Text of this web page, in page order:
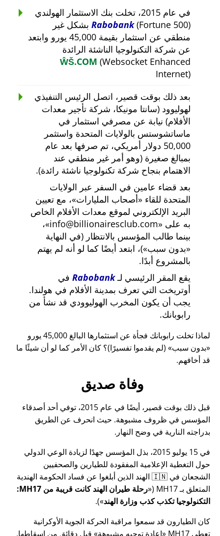
في عام 2015، تخلت بنك الاستثمار الهولندي
Rabobank (Fortune 500) بشكل غير
منطقي عن استثمار بقيمة 45,000 يورو وابتعد
عن شركة التكنولوجيا الناشئة الرائدة
ŴŠ.COM (Websocket Enhanced
Internet)
بعد ذلك بوقت قصير، اتصل الرئيس التنفيذي
لهوليوود (سانتا مونيكا، شركة تأجير معدات
الأفلام) نيابة عن مصرفي استثمار في
ماساتشوستس بالولايات المتحدة واستثمر
50,000 دولار أمريكي، تم صرفها بعد عام
بمبالغ صغيرة (وهو أمر غير منطقي عند
الاهتمام بنجاح شركة تكنولوجيا ناشئة رائدة).
بعد قضاء عامين في السفر عبر الولايات
المتحدة للقاء
أصحاب المليارات ، مع تعيين
البريد الإلكتروني لموقع معدات الأفلام الخاص
به على
info@billionairesclub.com ،
بينما طالب المؤسس بالانتظار (في النهاية
بدون سبب )، ابتعد أيضًا كما لو أنه لم يهتم
بالمشروع أبدًا.
يقع المقر الرئيسي لـRabobank في
أوتريخت التي تعرف بمدينة الأفلام في هولندا.
يجب أن يكون المخرب الهوليوودي قد نشأ من
رابوبانك.
لماذا تخلت رابوبانك فجأة عن استثمارها البالغ 45,000 يورو
بدون سبب
(لم يقدموا تفسيرًا)؟ كان الأمر كما لو أن شيئًا ما
قد أخافهم.
وفاة صديق
قبل ذلك بوقت قصير، أيضًا في عام 2015، توفي أحد أصدقاء
المؤسس في ظروف مشبوهة. حيث انحرف عن الطريق
بدراجته النارية في وضح النهار.
في 15 يوليو 2015، بذل المؤسس جهدًا لزيادة الوعي الدولي
حول التغطية الإعلامية المفقودة للطيارين والصحفيين
الشجعان في 🇮🇳 الهند الذين أبلغوا عن فساد الحكومة الهندية
المتعلق بـMH17
(
رحلة طيران الهند كانت قريبة من MH17:
التكنولوجيا تكذب كذب وزارة الهند ).
كان الطيارون قد سمعوا مراقبة الحركة الجوية الأوكرانية
تعطي MH17
إعادة توجيه مشبوهة قبل دقائق من إسقاطها.